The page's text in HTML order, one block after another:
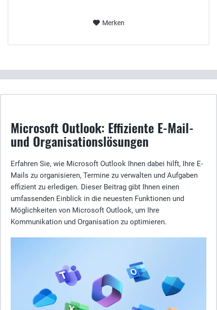
Merken
Microsoft Outlook: Effiziente E-Mail-
und Organisationslösungen
Erfahren Sie, wie Microsoft Outlook Ihnen dabei hilft, Ihre E-
Mails zu organisieren, Termine zu verwalten und Aufgaben
effizient zu erledigen. Dieser Beitrag gibt Ihnen einen
umfassenden Einblick in die neuesten Funktionen und
Möglichkeiten von Microsoft Outlook, um Ihre
Kommunikation und Organisation zu optimieren.